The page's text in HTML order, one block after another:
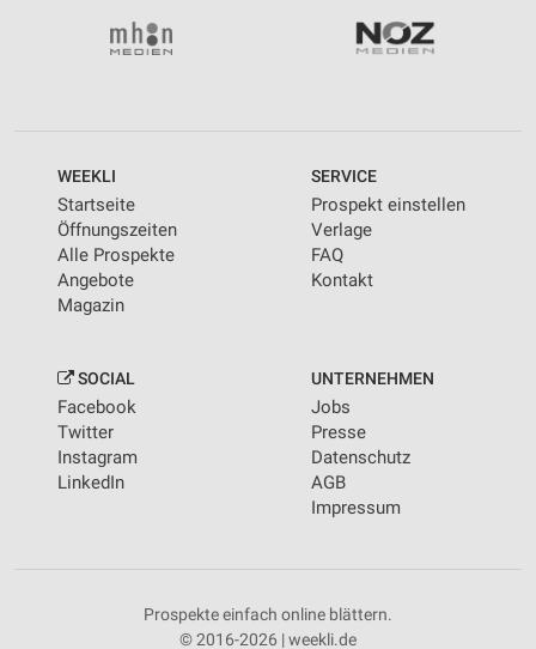
WEEKLI
Startseite
Öffnungszeiten
Alle Prospekte
Angebote
Magazin
SERVICE
Prospekt einstellen
Verlage
FAQ
Kontakt
SOCIAL
Facebook
Twitter
Instagram
LinkedIn
UNTERNEHMEN
Jobs
Presse
Datenschutz
AGB
Impressum
Prospekte einfach online blättern.
© 2016-2026 | weekli.de